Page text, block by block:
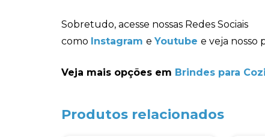
Sobretudo, acesse nossas Redes Sociais
como Instagram e Youtube e veja nosso
Veja mais opções em Brindes para
Produtos relacionados